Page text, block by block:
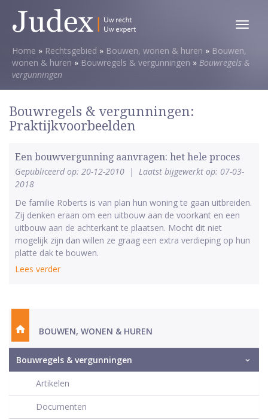
Toggle
Home » Rechtsgebied » Bouwen, wonen & huren » Bouwen,
wonen & huren » Bouwregels & vergunningen » Bouwregels &
vergunningen
Bouwregels & vergunningen:
Praktijkvoorbeelden
Een bouwvergunning aanvragen: het hele proces
Gepubliceerd op: 20-12-2010 | Laatst bijgewerkt op: 07-03-
2018
De familie Roberts is van plan hun woning te gaan uitbreiden.
Zij denken eraan om een uitbouw aan de voorkant en een
uitbouw aan de achterkant te plaatsen. Mocht dit niet
mogelijk zijn dan willen ze graag een extra verdieping op hun
platte dak te bouwen.
Lees verder
BOUWEN, WONEN & HUREN
Bouwregels & vergunningen
Artikelen
Documenten